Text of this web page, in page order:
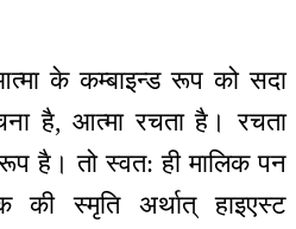
के कम्बाइन्ड रूप को सदा
है, आत्मा रचता है। रचता
है। तो स्वत: ही मालिक पन
की स्मृति अर्थात् हाइएस्ट